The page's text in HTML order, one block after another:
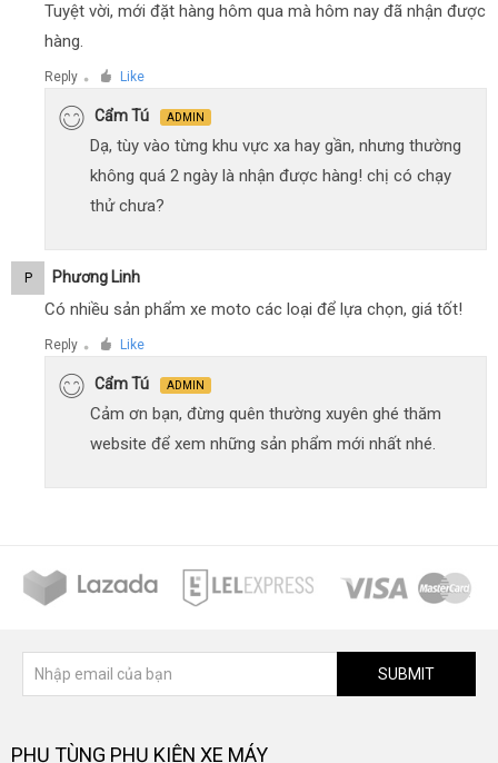
Tuyệt vời, mới đặt hàng hôm qua mà hôm nay đã nhận được
hàng.
Reply ● Like
Cẩm Tú ADMIN
Dạ, tùy vào từng khu vực xa hay gần, nhưng thường
không quá 2 ngày là nhận được hàng! chị có chạy
thử chưa?
P Phương Linh
Có nhiều sản phẩm xe moto các loại để lựa chọn, giá tốt!
Reply ● Like
Cẩm Tú ADMIN
Cảm ơn bạn, đừng quên thường xuyên ghé thăm
website để xem những sản phẩm mới nhất nhé.
SUBMIT
PHỤ TÙNG PHỤ KIỆN XE MÁY